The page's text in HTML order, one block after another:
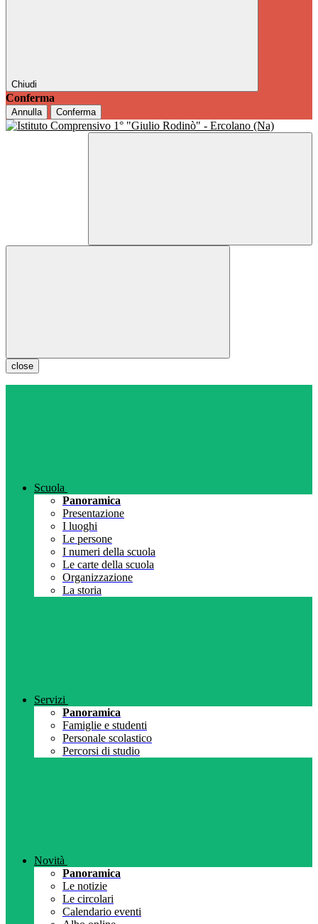
Chiudi
Conferma
Annulla Conferma
close
Scuola
Panoramica
Presentazione
I luoghi
Le persone
I numeri della scuola
Le carte della scuola
Organizzazione
La storia
Servizi
Panoramica
Famiglie e studenti
Personale scolastico
Percorsi di studio
Novità
Panoramica
Le notizie
Le circolari
Calendario eventi